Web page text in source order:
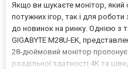
Якщо ви шукаєте монітор, який
потужних ігор, так і для
до новинок на ринку. Однією з
GIGABYTE M28U-EK,
28-дюймовий монітор пропонує
роздільної здатності 4K та